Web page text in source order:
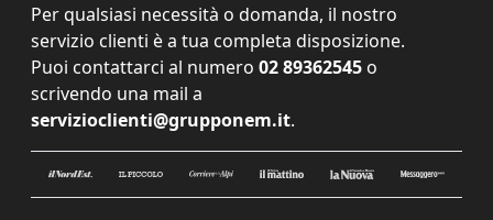
Per qualsiasi necessità o domanda, il nostro
servizio clienti è a tua completa disposizione.
Puoi contattarci al numero 02 89362545 o
scrivendo una mail a
servizioclienti@grupponem.it.